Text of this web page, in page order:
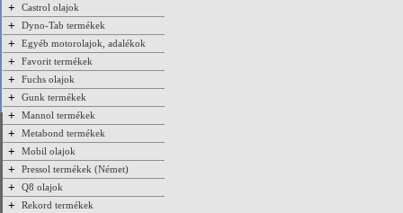
+ Castrol olajok
+ Dyno-Tab termékek
+ Egyéb motorolajok, adalékok
+ Favorit termékek
+ Fuchs olajok
+ Gunk termékek
+ Mannol termékek
+ Metabond termékek
+ Mobil olajok
+ Pressol termékek (Német)
+ Q8 olajok
+ Rekord termékek